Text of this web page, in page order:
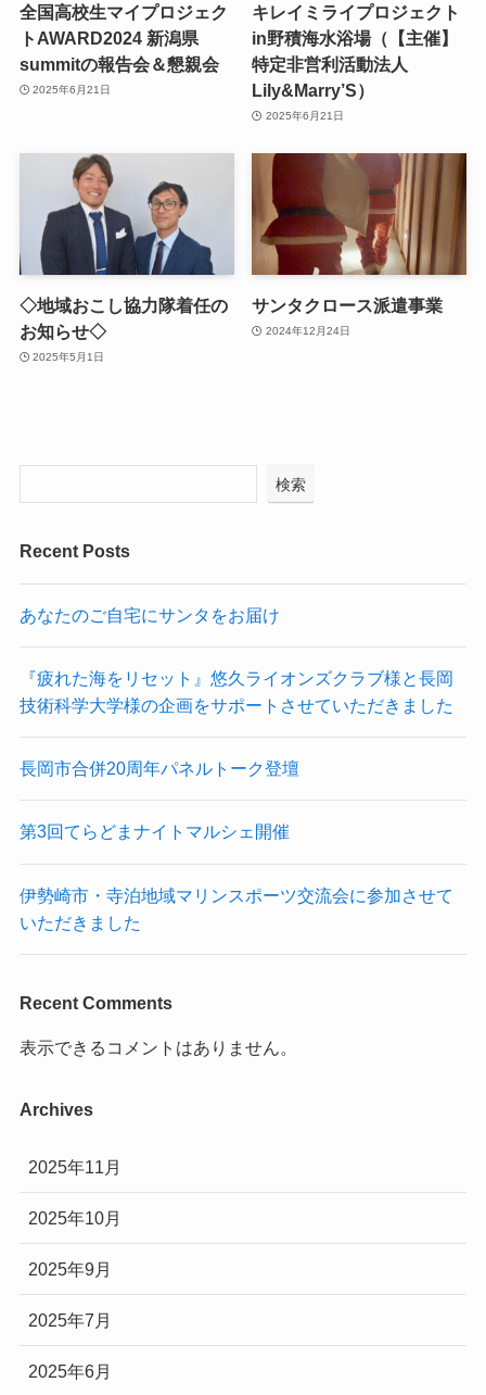
全国高校生マイプロジェク
トAWARD2024 新潟県
summitの報告会＆懇親会
2025年6月21日
キレイミライプロジェクト
in野積海水浴場（【主催】
特定非営利活動法人
Lily&Marry’S）
2025年6月21日
◇地域おこし協力隊着任の
お知らせ◇
2025年5月1日
サンタクロース派遣事業
2024年12月24日
検索
Recent Posts
あなたのご自宅にサンタをお届け
『疲れた海をリセット』悠久ライオンズクラブ様と長岡
技術科学大学様の企画をサポートさせていただきました
長岡市合併20周年パネルトーク登壇
第3回てらどまナイトマルシェ開催
伊勢崎市・寺泊地域マリンスポーツ交流会に参加させて
いただきました
Recent Comments
表示できるコメントはありません。
Archives
2025年11月
2025年10月
2025年9月
2025年7月
2025年6月